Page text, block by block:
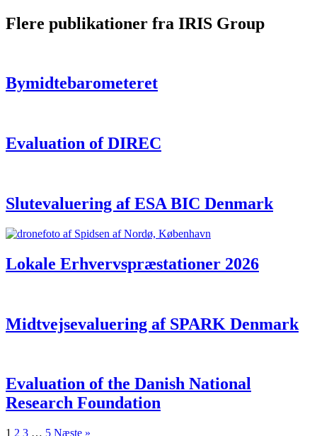
Flere publikationer fra IRIS Group
Bymidtebarometeret
Evaluation of DIREC
Slutevaluering af ESA BIC Denmark
Lokale Erhvervspræstationer 2026
Midtvejsevaluering af SPARK Denmark
Evaluation of the Danish National
Research Foundation
1 2 3 … 5 Næste »